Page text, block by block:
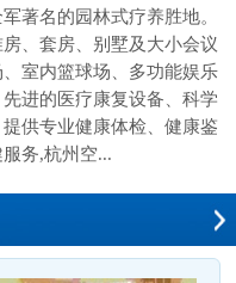
著名的园林式疗养胜地。
、套房、别墅及大小会议
室内篮球场、多功能娱乐
进的医疗康复设备、科学
供专业健康体检、健康鉴
务,杭州空...